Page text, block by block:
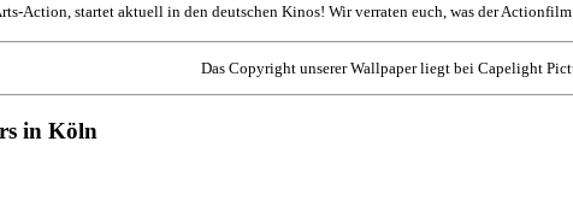
Action, startet aktuell in den deutschen Kinos! Wir verraten euch, was der
Das Copyright unserer Wallpaper liegt bei Capelight
in Köln